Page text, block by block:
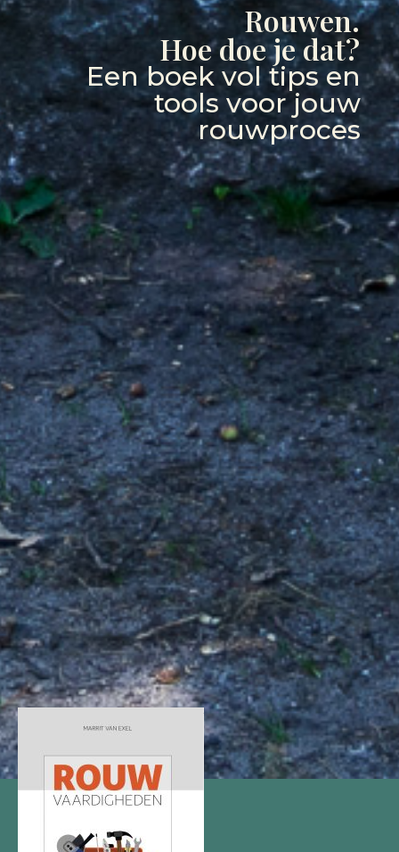
Rouwen.
Hoe doe je dat?
Een boek vol tips en
tools voor jouw
rouwproces